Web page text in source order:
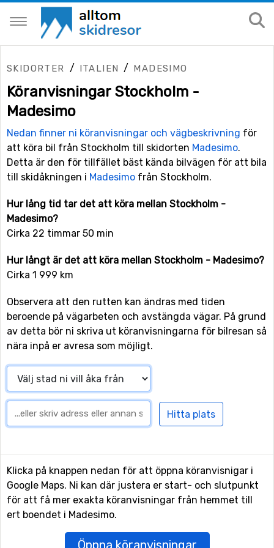
SKIDORTER / ITALIEN / MADESIMO
Köranvisningar Stockholm -
Madesimo
Nedan finner ni köranvisningar och vägbeskrivning för
att köra bil från Stockholm till skidorten Madesimo.
Detta är den för tillfället bäst kända bilvägen för att bila
till skidåkningen i Madesimo från Stockholm.
Hur lång tid tar det att köra mellan Stockholm -
Madesimo?
Cirka 22 timmar 50 min
Hur långt är det att köra mellan Stockholm - Madesimo?
Cirka 1 999 km
Observera att den rutten kan ändras med tiden
beroende på vägarbeten och avstängda vägar. På grund
av detta bör ni skriva ut köranvisningarna för bilresan så
nära inpå er avresa som möjligt.
Klicka på knappen nedan för att öppna köranvisnigar i
Google Maps. Ni kan där justera er start- och slutpunkt
för att få mer exakta köranvisningar från hemmet till
ert boendet i Madesimo.
Öppna köranvisningar